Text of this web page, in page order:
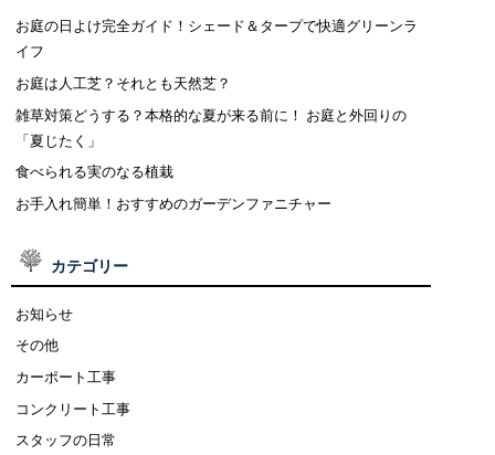
お庭の日よけ完全ガイド！シェード＆タープで快適グリーンラ
イフ
お庭は人工芝？それとも天然芝？
雑草対策どうする？本格的な夏が来る前に！ お庭と外回りの
「夏じたく」
食べられる実のなる植栽
お手入れ簡単！おすすめのガーデンファニチャー
カテゴリー
お知らせ
その他
カーポート工事
コンクリート工事
スタッフの日常